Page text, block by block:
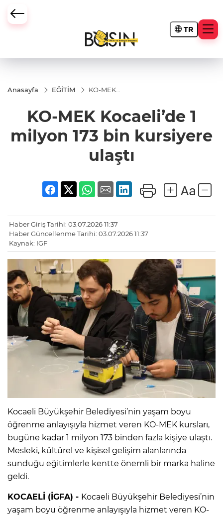
TR
Anasayfa EĞİTİM
KO-MEK
173 bin
kursiyere
ulaştı
KO-MEK Kocaeli’de 1
milyon 173 bin kursiyere
ulaştı
Haber Giriş Tarihi: 03.07.2026 11:37
Haber Güncellenme Tarihi: 03.07.2026 11:37
Kaynak: IGF
Kocaeli Büyükşehir Belediyesi’nin yaşam boyu
öğrenme anlayışıyla hizmet veren KO-MEK kursları,
bugüne kadar 1 milyon 173 binden fazla kişiye ulaştı.
Mesleki, kültürel ve kişisel gelişim alanlarında
sunduğu eğitimlerle kentte önemli bir marka haline
geldi.
KOCAELİ (İGFA) - Kocaeli Büyükşehir Belediyesi’nin
yaşam boyu öğrenme anlayışıyla hizmet veren KO-